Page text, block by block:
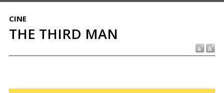
CINE
THE THIRD MAN